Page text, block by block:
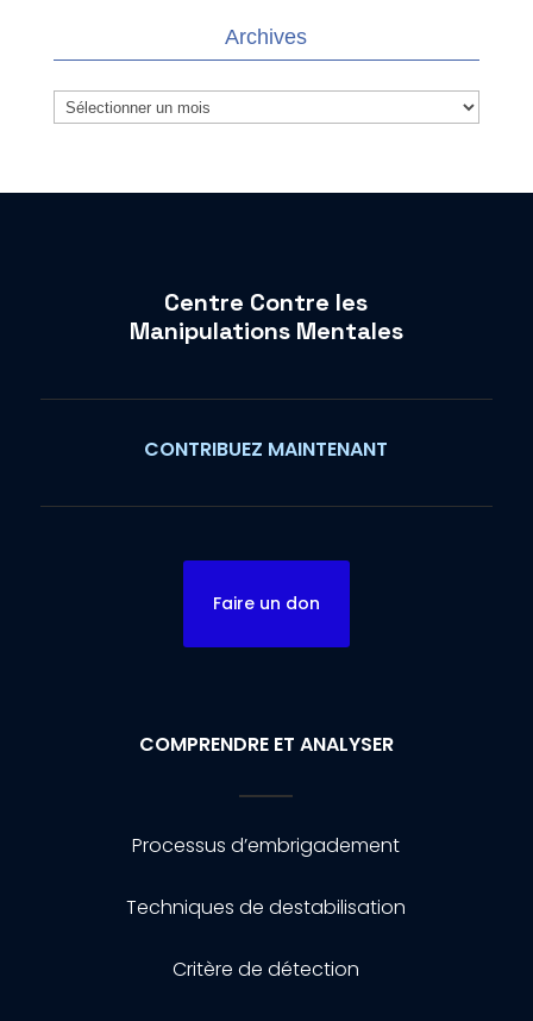
Archives
Archives
Centre Contre les
Manipulations Mentales
CONTRIBUEZ MAINTENANT
Faire un don
COMPRENDRE ET ANALYSER
Processus d’embrigadement
Techniques de destabilisation
Critère de détection